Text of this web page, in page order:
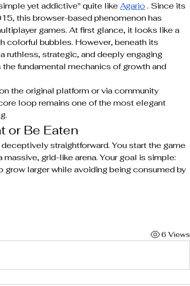
yet addictive" quite like Agario . Since its
this browser-based phenomenon has
games. At first glance, it looks like a
colorful bubbles. However, beneath its
ruthless, strategic, and deeply engaging
fundamental mechanics of growth and
the original platform or via community
loop remains one of the most elegant
or Be Eaten
deceptively straightforward. You start the game
grid-like arena. Your goal is simple:
larger while avoiding being consumed by
6 Views